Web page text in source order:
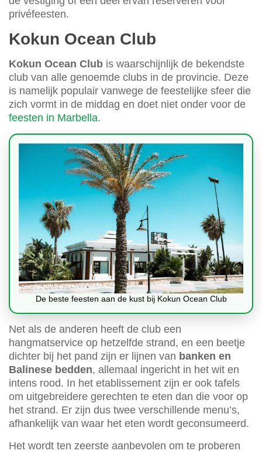
privéfeesten.
Kokun Ocean Club
Kokun Ocean Club is waarschijnlijk de bekendste
club van alle genoemde clubs in de provincie. Deze
is namelijk populair vanwege de feestelijke sfeer die
zich vormt in de middag en doet niet onder voor de
feesten in Marbella.
De beste feesten aan de kust bij Kokun Ocean Club
Net als de anderen heeft de club een
hangmatservice op hetzelfde strand, en een beetje
dichter bij het pand zijn er lijnen van banken en
Balinese bedden, allemaal ingericht in het wit en
intens rood. In het etablissement zijn er ook tafels
om uitgebreidere gerechten te eten dan die voor op
het strand. Er zijn dus twee verschillende menu’s,
afhankelijk van waar het eten wordt geconsumeerd.
Het wordt ten zeerste aanbevolen om te proberen